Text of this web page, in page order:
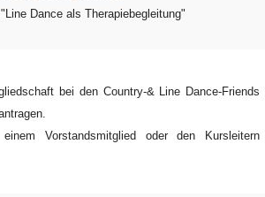
Dance als Therapiebegleitung"
bei den Country-& Line Dance-Friends
Vorstandsmitglied oder den Kursleitern